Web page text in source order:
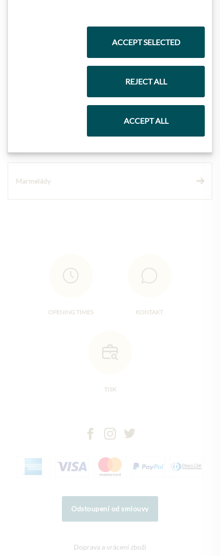
Marmelády
OPENING TIMES KONTAKT
TISK
Odstoupení od smlouvy
Doprava a vrácení zboží
ACCEPT SELECTED
REJECT ALL
ACCEPT ALL